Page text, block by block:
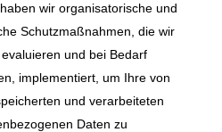
wir organisatorische und
Schutzmaßnahmen, die wir
und bei Bedarf
implementiert, um Ihre von
und verarbeiteten
Daten zu